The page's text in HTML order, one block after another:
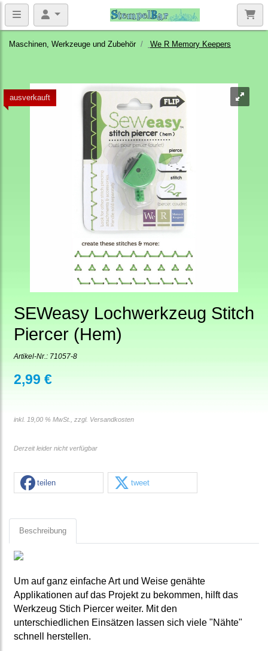
Maschinen, Werkzeuge und Zubehör We R Memory Keepers
ausverkauft
SEWeasy Lochwerkzeug Stitch
Piercer (Hem)
Artikel-Nr.: 71057-8
2,99 €
inkl. 19,00 % MwSt., zzgl. Versandkosten
Derzeit leider nicht verfügbar
teilen tweet
Beschreibung
Um auf ganz einfache Art und Weise genähte
Applikationen auf das Projekt zu bekommen, hilft das
Werkzeug Stich Piercer weiter. Mit den
unterschiedlichen Einsätzen lassen sich viele "Nähte"
schnell herstellen.